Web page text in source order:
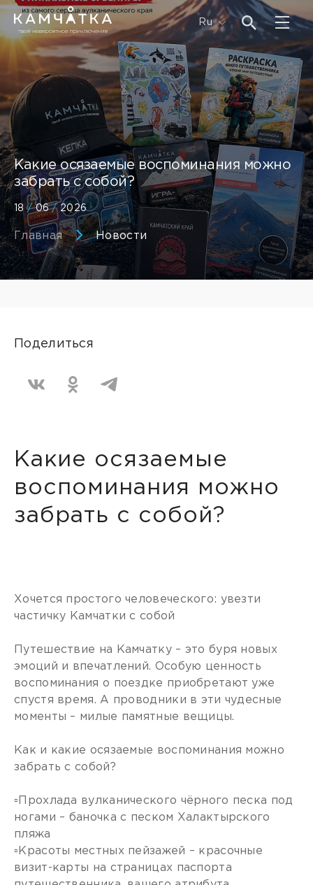
Ru
Какие осязаемые воспоминания можно
забрать с собой?
18/06/ 2026
Главная Новости
Поделиться
Какие осязаемые
воспоминания можно
забрать с собой?
Хочется простого человеческого: увезти
частичку Камчатки с собой
Путешествие на Камчатку – это буря новых
эмоций и впечатлений. Особую ценность
воспоминания о поездке приобретают уже
спустя время. А проводники в эти чудесные
моменты – милые памятные вещицы.
Как и какие осязаемые воспоминания можно
забрать с собой?
▫️Прохлада вулканического чёрного песка под
ногами – баночка с песком Халактырского
пляжа
▫️Красоты местных пейзажей – красочные
визит-карты на страницах паспорта